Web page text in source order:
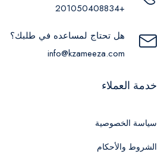
+201050408834
هل تحتاج لمساعده في طلبك؟
info@kzameeza.com
خدمة العملاء
سياسة الخصوصية
الشروط والأحكام